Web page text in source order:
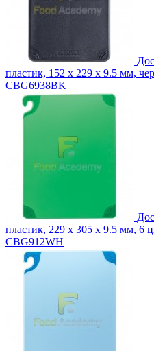
пластик, 152 x 229 x 9.5 мм,
CBG6938BK
пластик, 229 x 305 x 9.5 мм, 6
CBG912WH